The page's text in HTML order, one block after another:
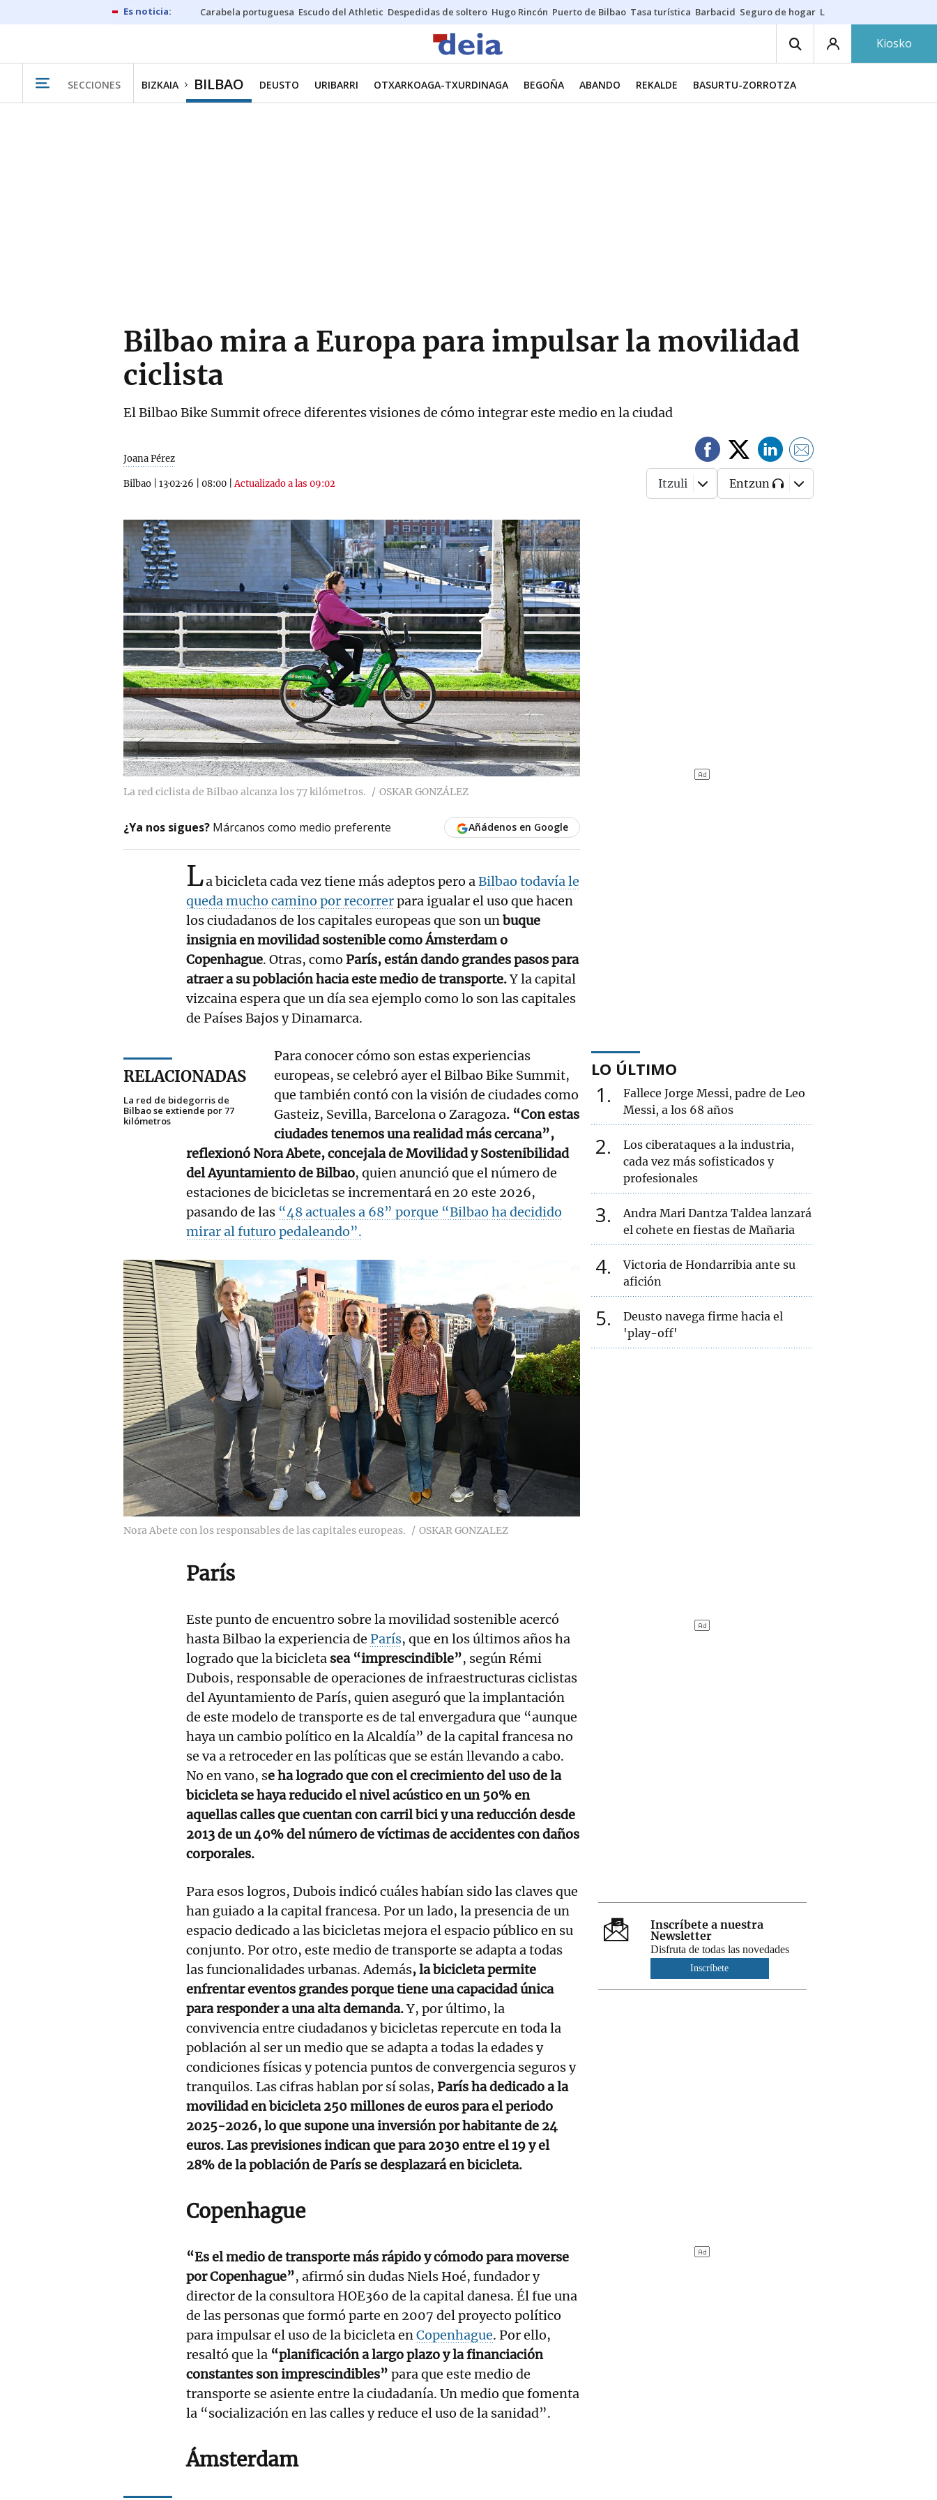
Carabela portuguesa Escudo del Athletic Despedidas de soltero Hugo Rincón Puerto de Bilbao Tasa turística Barbacid Seguro de hogar Lío Athletic-Osasuna
Kiosko
SECCIONES BIZKAIA BILBAO DEUSTO URIBARRI OTXARKOAGA-TXURDINAGA BEGOÑA ABANDO REKALDE BASURTU-ZORROTZA
Bilbao mira a Europa para impulsar la movilidad
ciclista
El Bilbao Bike Summit ofrece diferentes visiones de cómo integrar este medio en la ciudad
Joana Pérez
Bilbao 13·02·26 08:00 |Actualizado a las 09:02 Itzuli Entzun
La red ciclista de Bilbao alcanza los 77 kilómetros. OSKAR GONZÁLEZ
¿Ya nos sigues? Márcanos como medio preferente Añádenos en Google
La bicicleta cada vez tiene más adeptos pero aBilbao todavía le
queda mucho camino por recorrerpara igualar el uso que hacen
los ciudadanos de los capitales europeas que son unbuque
insignia en movilidad sostenible como Ámsterdam o
Copenhague. Otras, como París, están dando grandes pasos para
atraer a su población hacia este medio de transporte.Y la capital
vizcaina espera que un día sea ejemplo como lo son las capitales
de Países Bajos y Dinamarca.
RELACIONADAS
La red de bidegorris de
Bilbao se extiende por 77
kilómetros
Para conocer cómo son estas experiencias
europeas, se celebró ayer el Bilbao Bike Summit,
que también contó con la visión de ciudades como
Gasteiz, Sevilla, Barcelona o Zaragoza. “Con estas
ciudades tenemos una realidad más cercana”,
reflexionó Nora Abete, concejala de Movilidad y Sostenibilidad
del Ayuntamiento de Bilbao, quien anunció que el número de
estaciones de bicicletas se incrementará en 20 este 2026,
pasando de las “48 actuales a 68” porque “Bilbao ha decidido
mirar al futuro pedaleando”.
Nora Abete con los responsables de las capitales europeas. OSKAR GONZALEZ
París
Este punto de encuentro sobre la movilidad sostenible acercó
hasta Bilbao la experiencia de París, que en los últimos años ha
logrado que la bicicleta sea “imprescindible”, según Rémi
Dubois, responsable de operaciones de infraestructuras ciclistas
del Ayuntamiento de París, quien aseguró que la implantación
de este modelo de transporte es de tal envergadura que “aunque
haya un cambio político en la Alcaldía” de la capital francesa no
se va a retroceder en las políticas que se están llevando a cabo.
No en vano, se ha logrado que con el crecimiento del uso de la
bicicleta se haya reducido el nivel acústico en un 50% en
aquellas calles que cuentan con carril bici y una reducción desde
2013 de un 40% del número de víctimas de accidentes con daños
corporales.
Para esos logros, Dubois indicó cuáles habían sido las claves que
han guiado a la capital francesa. Por un lado, la presencia de un
espacio dedicado a las bicicletas mejora el espacio público en su
conjunto. Por otro, este medio de transporte se adapta a todas
las funcionalidades urbanas. Además, la bicicleta permite
enfrentar eventos grandes porque tiene una capacidad única
para responder a una alta demanda.Y, por último, la
convivencia entre ciudadanos y bicicletas repercute en toda la
población al ser un medio que se adapta a todas la edades y
condiciones físicas y potencia puntos de convergencia seguros y
tranquilos. Las cifras hablan por sí solas, París ha dedicado a la
movilidad en bicicleta 250 millones de euros para el periodo
2025-2026, lo que supone una inversión por habitante de 24
euros. Las previsiones indican que para 2030 entre el 19 y el
28% de la población de París se desplazará en bicicleta.
Copenhague
“Es el medio de transporte más rápido y cómodo para moverse
por Copenhague”, afirmó sin dudas Niels Hoé, fundador y
director de la consultora HOE360 de la capital danesa. Él fue una
de las personas que formó parte en 2007 del proyecto político
para impulsar el uso de la bicicleta enCopenhague. Por ello,
resaltó que la “planificación a largo plazo y la financiación
constantes son imprescindibles” para que este medio de
transporte se asiente entre la ciudadanía. Un medio que fomenta
la “socialización en las calles y reduce el uso de la sanidad”.
Ámsterdam
LO ÚLTIMO
1
Fallece Jorge Messi, padre de Leo
Messi, a los 68 años
2
Los ciberataques a la industria,
cada vez más sofisticados y
profesionales
3
Andra Mari Dantza Taldea lanzará
el cohete en fiestas de Mañaria
4
Victoria de Hondarribia ante su
afición
5
Deusto navega firme hacia el
'play-off'
Inscríbete a nuestra
Newsletter
Disfruta de todas las novedades
Inscríbete